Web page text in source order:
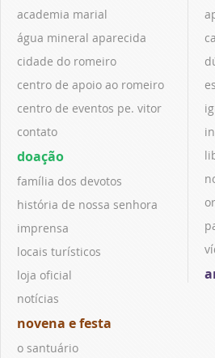
academia marial
água mineral aparecida
cidade do romeiro
centro de apoio ao romeiro
centro de eventos pe. vitor
contato
doação
família dos devotos
história de nossa senhora
imprensa
locais turísticos
loja oficial
notícias
novena e festa
o santuário